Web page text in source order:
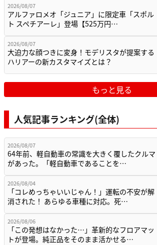
2026/08/07
アルファロメオ「ジュニア」に限定車「スポル
ト スペチアーレ」登場【525万円…
2026/08/07
大迫力な顔つきに変身！モデリスタが提案する
ハリアーの新カスタマイズとは？
もっと見る
人気記事ランキング(全体)
2026/08/07
64年前、軽自動車の常識を大きく覆したクルマ
があった。「軽自動車であることを…
2026/08/04
「コレめっちゃいいじゃん！」運転の不安が解
消された！ あらゆる車種に対応。死…
2026/08/06
「この発想はなかった…」革新的なフロアマッ
トが登場。純正品をそのまま活かせる…